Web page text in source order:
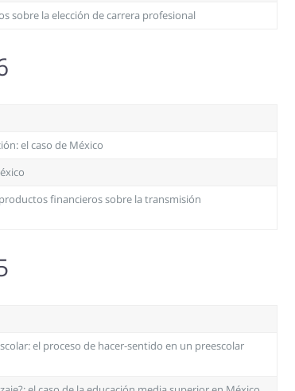
sobre la elección de carrera profesional
el caso de México
financieros sobre la transmisión
el proceso de hacer-sentido en un preescolar